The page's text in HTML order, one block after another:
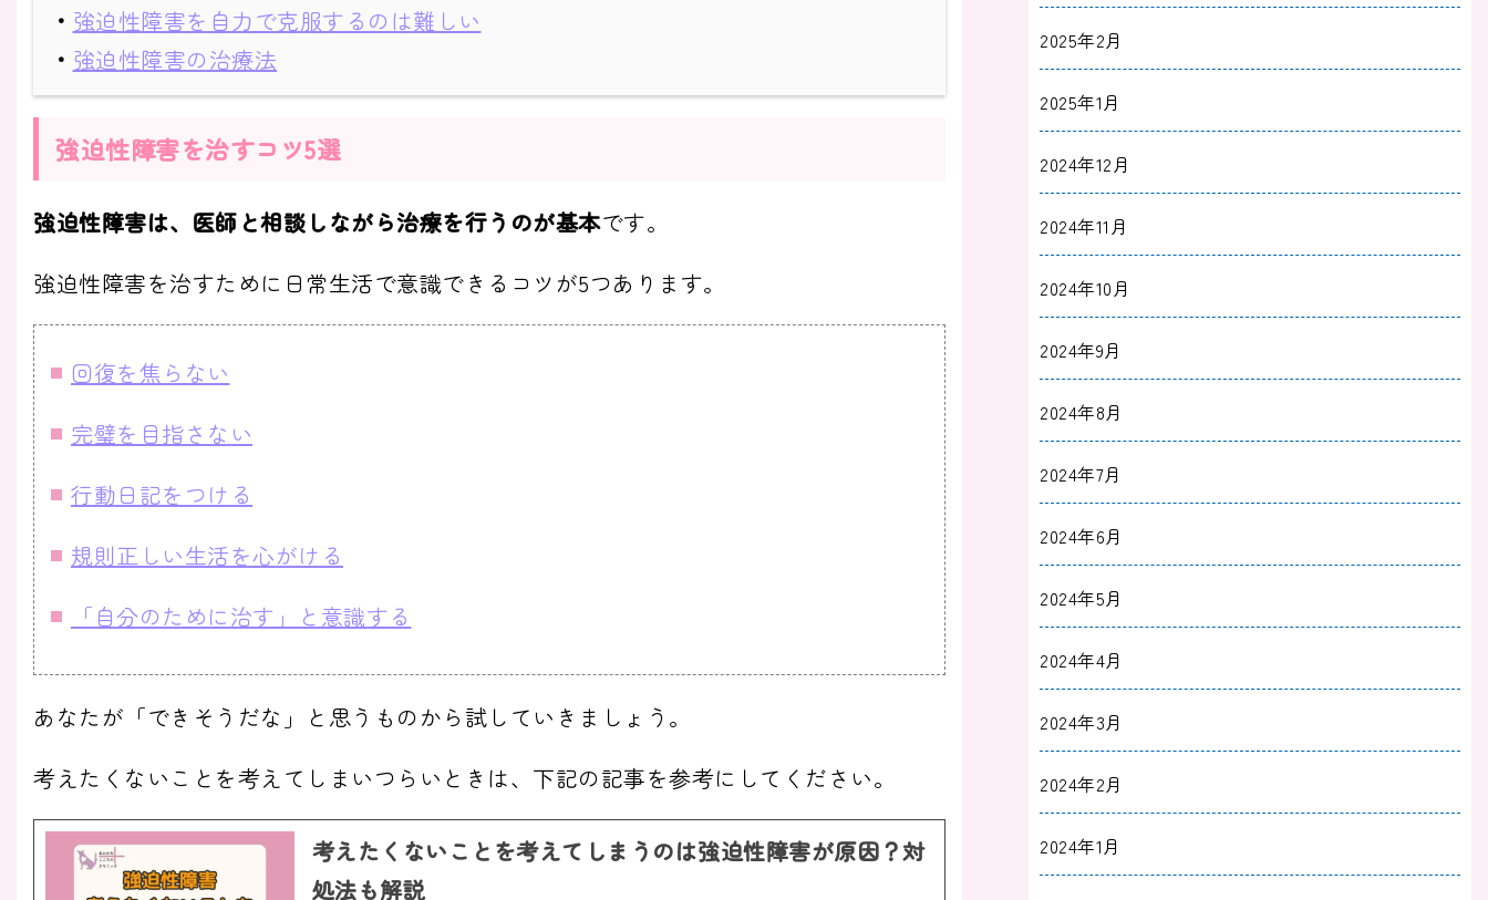
・ 強迫性障害を自力で克服するのは難しい
・ 強迫性障害の治療法
強迫性障害を治すコツ5選
強迫性障害は、医師と相談しながら治療を行うのが基本です。
強迫性障害を治すために日常生活で意識できるコツが5つあります。
回復を焦らない
完璧を目指さない
行動日記をつける
規則正しい生活を心がける
「自分のために治す」と意識する
あなたが「できそうだな」と思うものから試していきましょう。
考えたくないことを考えてしまいつらいときは、下記の記事を参考にしてください。
考えたくないことを考えてしまうのは強迫性障害が原因？対
処法も解説
2025年2月
2025年1月
2024年12月
2024年11月
2024年10月
2024年9月
2024年8月
2024年7月
2024年6月
2024年5月
2024年4月
2024年3月
2024年2月
2024年1月